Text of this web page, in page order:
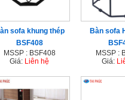
sofa khung thép
BSF408
MSSP : BSF408
Giá: Liên hệ
Bàn sofa
MSSP :
Giá: